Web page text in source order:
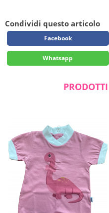
Condividi questo articolo
Facebook
Whatsapp